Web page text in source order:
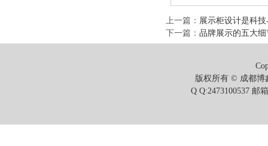
上一篇 ： 展示柜设计是科
下一篇 ： 品牌展示的五大细
版权所有 © 成都博
Q Q:2473100537 邮